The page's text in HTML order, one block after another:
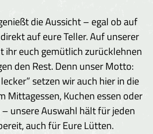
die Aussicht – egal ob auf
auf eure Teller. Auf unserer
ihr euch gemütlich zurücklehnen
den Rest. Denn unser Motto:
setzen wir auch hier in die
Mittagessen, Kuchen essen oder
unsere Auswahl hält für jeden
auch für Eure Lütten.